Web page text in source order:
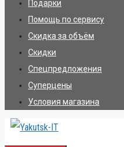
Подарки
Помощь по сервису
Скидка за объём
Скидки
Спецпредложения
Суперцены
Условия магазина